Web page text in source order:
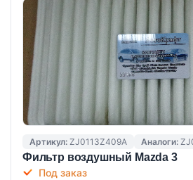
Артикул: ZJ0113Z409A Аналоги:
Фильтр воздушный Mazda 3
Под заказ